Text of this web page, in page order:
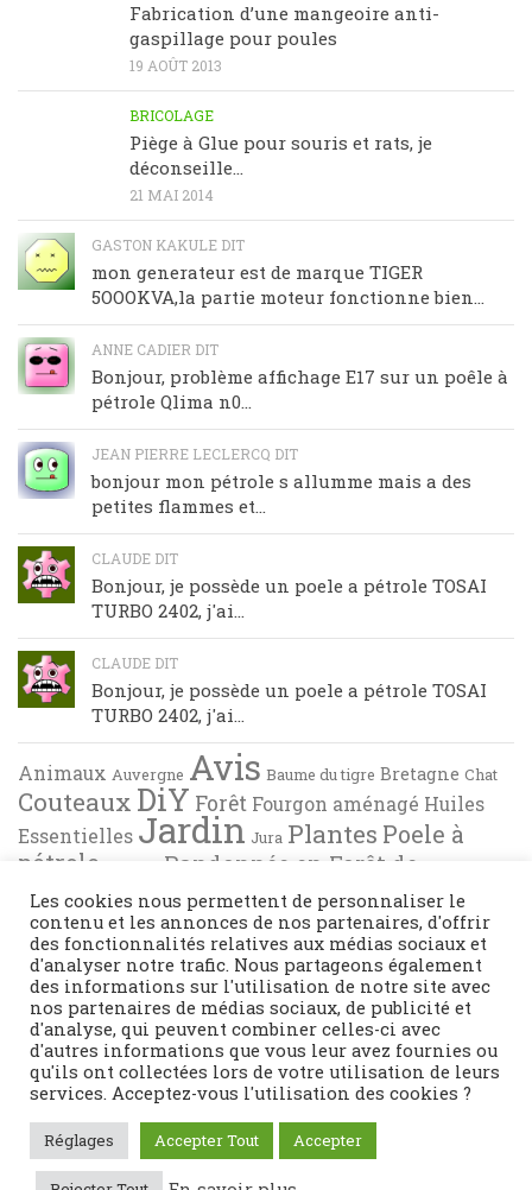
Fabrication d’une mangeoire anti-
gaspillage pour poules
19 AOÛT 2013
BRICOLAGE
Piège à Glue pour souris et rats, je
déconseille…
21 MAI 2014
GASTON KAKULE DIT
mon generateur est de marque TIGER
5OOOKVA,la partie moteur fonctionne bien...
ANNE CADIER DIT
Bonjour, problème affichage E17 sur un poêle à
pétrole Qlima n0...
JEAN PIERRE LECLERCQ DIT
bonjour mon pétrole s allumme mais a des
petites flammes et...
CLAUDE DIT
Bonjour, je possède un poele a pétrole TOSAI
TURBO 2402, j'ai...
CLAUDE DIT
Bonjour, je possède un poele a pétrole TOSAI
TURBO 2402, j'ai...
Animaux Auvergne Avis Baume du tigre Bretagne Chat
Couteaux DiY Forêt Fourgon aménagé Huiles
Essentielles Jardin Jura Plantes Poele à
pétrole
Randonnée en Forêt de
Brocéliande Recette de cuisine Tests
Fièrement propulsé par - Conçu parThème Hueman
Les cookies nous permettent de personnaliser le
contenu et les annonces de nos partenaires, d'offrir
des fonctionnalités relatives aux médias sociaux et
d'analyser notre trafic. Nous partageons également
des informations sur l'utilisation de notre site avec
nos partenaires de médias sociaux, de publicité et
d'analyse, qui peuvent combiner celles-ci avec
d'autres informations que vous leur avez fournies ou
qu'ils ont collectées lors de votre utilisation de leurs
services. Acceptez-vous l'utilisation des cookies ?
Réglages Accepter Tout Accepter